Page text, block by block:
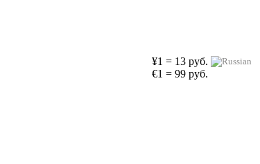
¥1 = 13 руб.
€1 = 99 руб.